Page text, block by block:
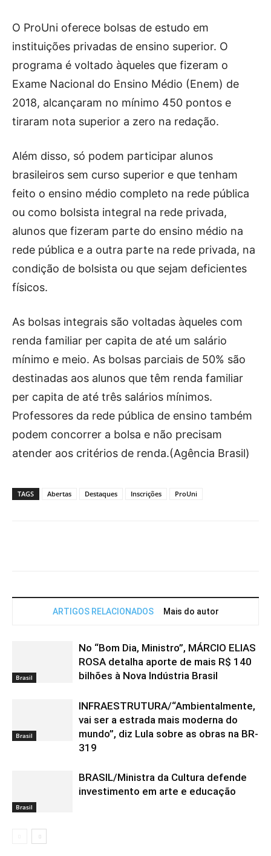
O ProUni oferece bolsas de estudo em
instituições privadas de ensino superior. O
programa é voltado àqueles que fizeram o
Exame Nacional do Ensino Médio (Enem) de
2018, alcançaram no mínimo 450 pontos e
tiraram nota superior a zero na redação.
Além disso, só podem participar alunos
brasileiros sem curso superior e que tenham
feito o ensino médio completo na rede pública
ou como bolsista integral na rede privada,
alunos que fizeram parte do ensino médio na
rede pública e a outra parte na rede privada, na
condição de bolsista ou que sejam deficientes
físicos.
As bolsas integrais são voltadas àqueles com
renda familiar per capita de até um salário
mínimo e meio. As bolsas parciais de 50% são
destinadas aos alunos que têm renda familiar
per capita de até três salários mínimos.
Professores da rede pública de ensino também
podem concorrer a bolsa e não precisam
atender aos critérios de renda.(Agência Brasil)
TAGS Abertas Destaques Inscrições ProUni
ARTIGOS RELACIONADOS Mais do autor
Brasil
No “Bom Dia, Ministro”, MÁRCIO ELIAS
ROSA detalha aporte de mais R$ 140
bilhões à Nova Indústria Brasil
Brasil
INFRAESTRUTURA/“Ambientalmente,
vai ser a estrada mais moderna do
mundo”, diz Lula sobre as obras na BR-
319
Brasil
BRASIL/Ministra da Cultura defende
investimento em arte e educação